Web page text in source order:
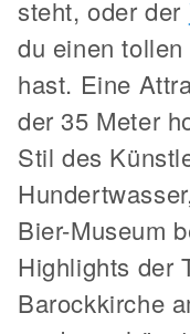
steht, oder der
du einen
hast. Eine
der 35 Meter
Stil des
Bier-Museum
Highlights der
Barockkirche